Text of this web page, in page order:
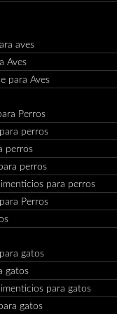
aves
Aves
para Aves
Perros
perros
perros
perros
para perros
Perros
gatos
gatos
para gatos
gatos